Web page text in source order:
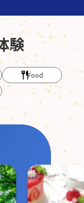
験
Food
日本各
景色に癒